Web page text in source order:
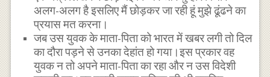
अलग-अलग है इसलिए मैं छोड़कर जा रही हूं मुझे ढूंढने का
प्रयास मत करना।
जब उस युवक के माता-पिता को भारत में खबर लगी तो दिल
का दौरा पड़ने से उनका देहांत हो गया।इस प्रकार वह
युवक न तो अपने माता-पिता का रहा और न उस विदेशी